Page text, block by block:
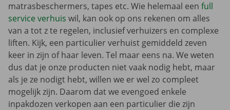
matrasbeschermers, tapes etc. Wie helemaal een full
service verhuis wil, kan ook op ons rekenen om alles
van a tot z te regelen, inclusief verhuizers en complexe
liften. Kijk, een particulier verhuist gemiddeld zeven
keer in zijn of haar leven. Tel maar eens na. We weten
dus dat je onze producten niet vaak nodig hebt, maar
als je ze nodigt hebt, willen we er wel zo compleet
mogelijk zijn. Daarom dat we evengoed enkele
inpakdozen verkopen aan een particulier die zijn